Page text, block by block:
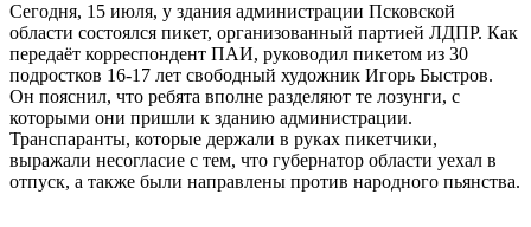
Сегодня, 15 июля, у здания администрации Псковской
области состоялся пикет, организованный партией ЛДПР. Как
передаёт корреспондент ПАИ, руководил пикетом из 30
подростков 16-17 лет свободный художник Игорь Быстров.
Он пояснил, что ребята вполне разделяют те лозунги, с
которыми они пришли к зданию администрации.
Транспаранты, которые держали в руках пикетчики,
выражали несогласие с тем, что губернатор области уехал в
отпуск, а также были направлены против народного пьянства.